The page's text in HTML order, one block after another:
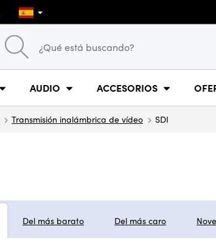
AUDIO ACCESORIOS
Transmisión inalámbrica de vídeo SDI
Del más barato Del más caro